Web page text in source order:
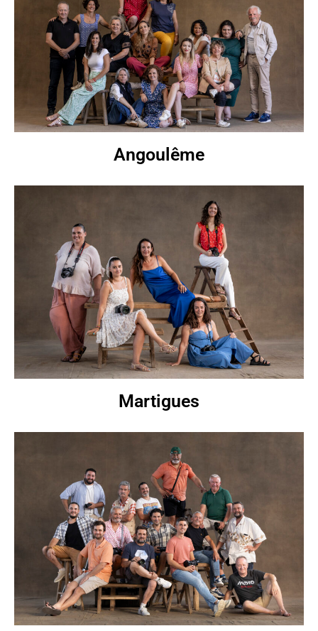
Angoulême
Martigues